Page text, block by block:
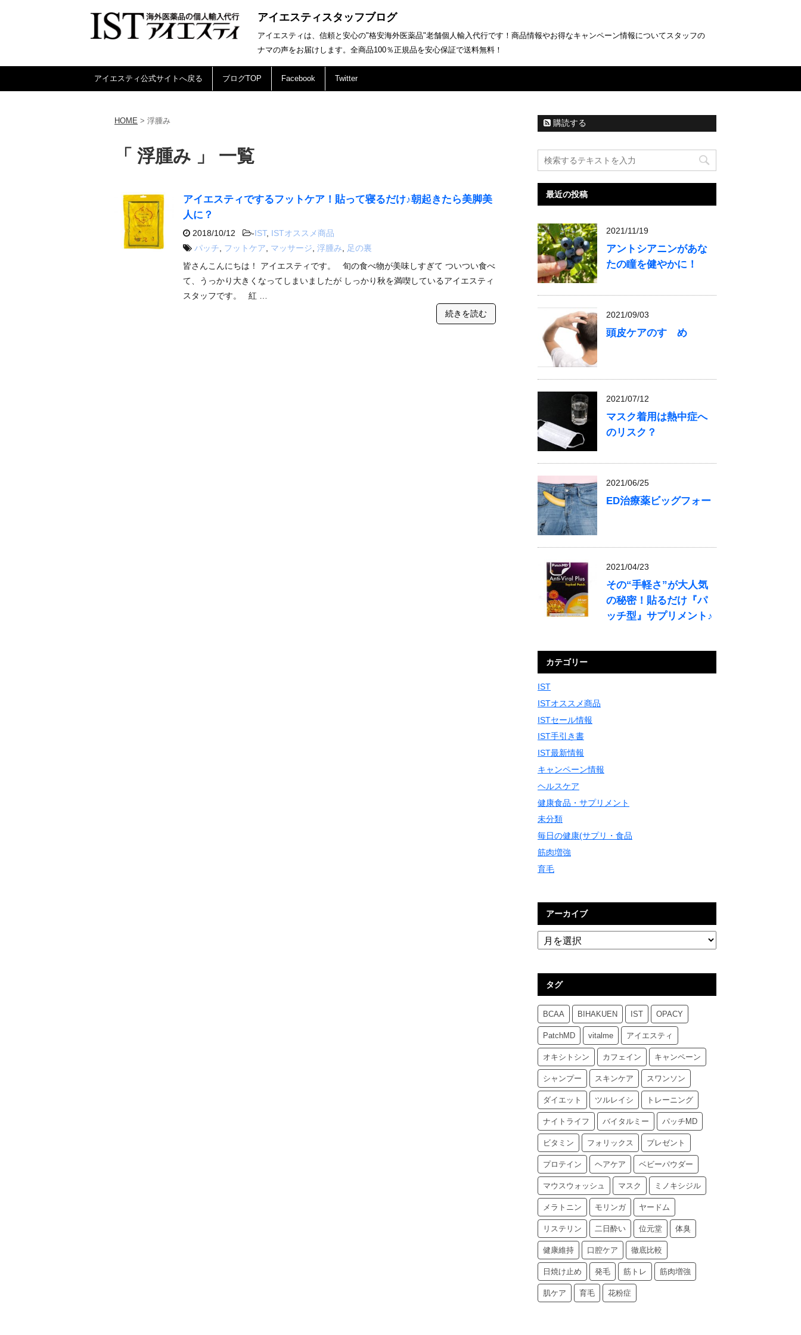
アイエスティスタッフブログ
アイエスティは、信頼と安心の"格安海外医薬品"老舗個人輸入代行です！商品情報やお得なキャンペーン情報についてスタッフの
ナマの声をお届けします。全商品100％正規品を安心保証で送料無料！
アイエスティ公式サイトへ戻る ブログTOP Facebook Twitter
HOME > 浮腫み
「 浮腫み 」 一覧
アイエスティでするフットケア！貼って寝るだけ♪朝起きたら美脚美
人に？
2018/10/12 -IST, ISTオススメ商品
パッチ
フットケア マッサージ 浮腫み
足の裏
皆さんこんにちは！ アイエスティです。 旬の食べ物が美味しすぎて ついつい食べ
て、うっかり大きくなってしまいましたが しっかり秋を満喫しているアイエスティ
スタッフです。 紅 …
続きを読む
購読する
最近の投稿
2021/11/19
アントシアニンがあな
たの瞳を健やかに！
2021/09/03
頭皮ケアのすゝめ
2021/07/12
マスク着用は熱中症へ
のリスク？
2021/06/25
ED治療薬ビッグフォー
2021/04/23
その“手軽さ”が大人気
の秘密！貼るだけ『パ
ッチ型』サプリメント♪
カテゴリー
IST
ISTオススメ商品
ISTセール情報
IST手引き書
IST最新情報
キャンペーン情報
ヘルスケア
健康食品・サプリメント
未分類
毎日の健康(サプリ・食品
筋肉増強
育毛
アーカイブ
タグ
BCAA BIHAKUEN IST OPACY
PatchMD vitalme アイエスティ
オキシトシン カフェイン キャンペーン
シャンプー スキンケア スワンソン
ダイエット ツルレイシ トレーニング
ナイトライフ バイタルミー パッチMD
ビタミン フォリックス プレゼント
プロテイン ヘアケア ベビーパウダー
マウスウォッシュ マスク ミノキシジル
メラトニン モリンガ ヤードム
リステリン 二日酔い 位元堂 体臭
健康維持 口腔ケア 徹底比較
日焼け止め 発毛 筋トレ 筋肉増強
肌ケア 育毛 花粉症